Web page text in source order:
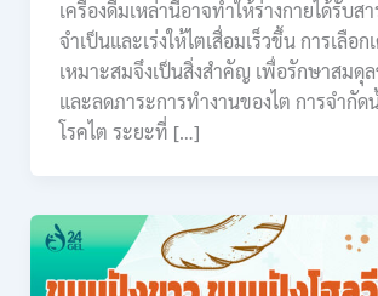
เครื่องดื่มเหล่านี้อาจทำให้ร่างกายได้รับส
จำเป็นและเร่งให้ไตเสื่อมเร็วขึ้น การเลือ
เหมาะสมจึงเป็นสิ่งสำคัญ เพื่อรักษาสมดุล
และลดภาระการทำงานของไต การจำกัด
โรคไต ระยะที่ […]